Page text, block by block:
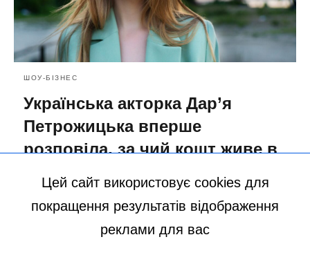
ШОУ-БІЗНЕС
Українська акторка Дар’я
Петрожицька вперше
розповіла, за чий кошт живе в
Німеччині: “Ми всі безробітні”
Цей сайт використовує cookies для
покращення результатів відображення
реклами для вас